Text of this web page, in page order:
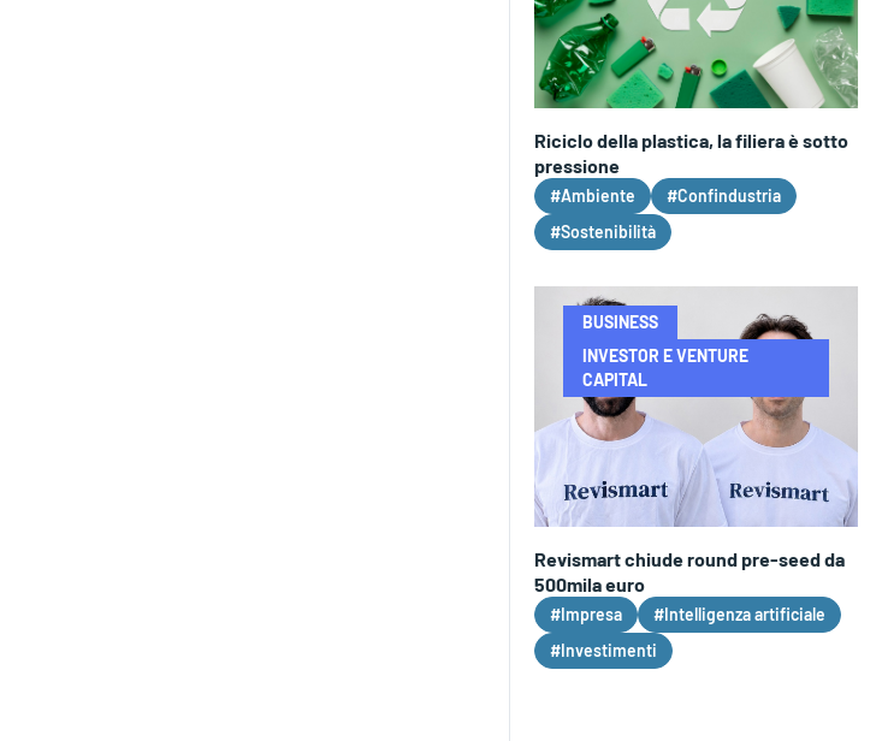
Riciclo della plastica, la filiera è sotto
pressione
#Ambiente
#Confindustria
#Sostenibilità
BUSINESS
INVESTOR E VENTURE
CAPITAL
Revismart chiude round pre-seed da
500mila euro
#Impresa
#Intelligenza artificiale
#Investimenti